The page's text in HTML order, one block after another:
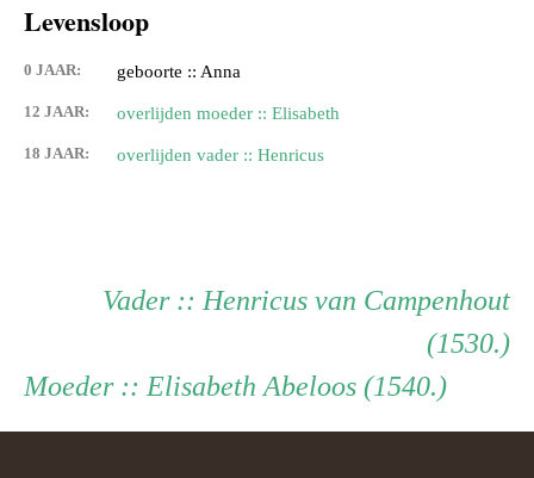
Levensloop
0 JAAR: geboorte :: Anna
12 JAAR: overlijden moeder :: Elisabeth
18 JAAR: overlijden vader :: Henricus
Persoon
ouder
Vader Vader
:: Henricus van Campenhout
(1530.)
Moeder Moeder
:: Elisabeth Abeloos (1540.)